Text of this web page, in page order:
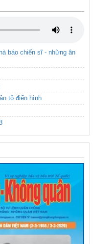
báo chiến sĩ - những ân
tố điển hình